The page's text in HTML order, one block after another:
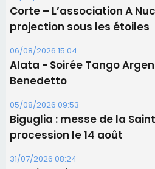
Corte – L’association A
projection sous les étoiles
06/08/2026 15:04
Alata - Soirée Tango
Benedetto
05/08/2026 09:53
Biguglia : messe de la
procession le 14 août
31/07/2026 08:24